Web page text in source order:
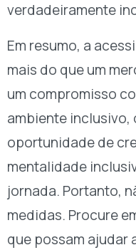
verdadeiramente
Em resumo, a
mais do que um
um compromisso
ambiente inclusivo,
oportunidade de
mentalidade
jornada. Portanto,
medidas. Procure
que possam ajudar